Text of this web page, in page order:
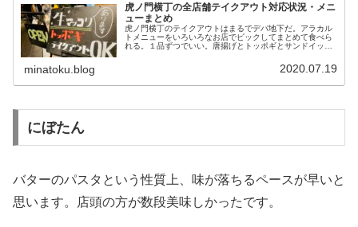
虎ノ門横丁の全店舗テイクアウト対応状況・メニ
ューまとめ
虎ノ門横丁のテイクアウトはまるでデパ地下だ。アラカル
トメニューをいろいろなお店でピックしてまとめて食べら
れる。１品ずつでいい。唐揚げとトッポギとサンドイッチ
minatoku.blog 2020.07.19
にぼたん
バターのパスタという性質上、味が落ちるペースが早いと
思います。店頭の方が数段美味しかったです。